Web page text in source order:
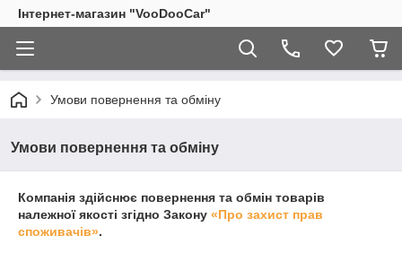
Інтернет-магазин "VooDooCar"
Умови повернення та обміну
Умови повернення та обміну
Компанія здійснює повернення та обмін товарів
належної якості згідно Закону «Про захист прав
споживачів».